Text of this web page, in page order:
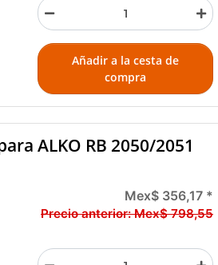
Añadir a la cesta de
compra
ALKO RB 2050/2051
Mex$ 356,17 *
Precio anterior:Mex$ 798,55